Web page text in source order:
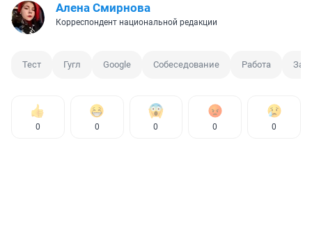
Алена Смирнова
Корреспондент национальной редакции
Тест Гугл Google Собеседование Работа
0 0 0 0 0